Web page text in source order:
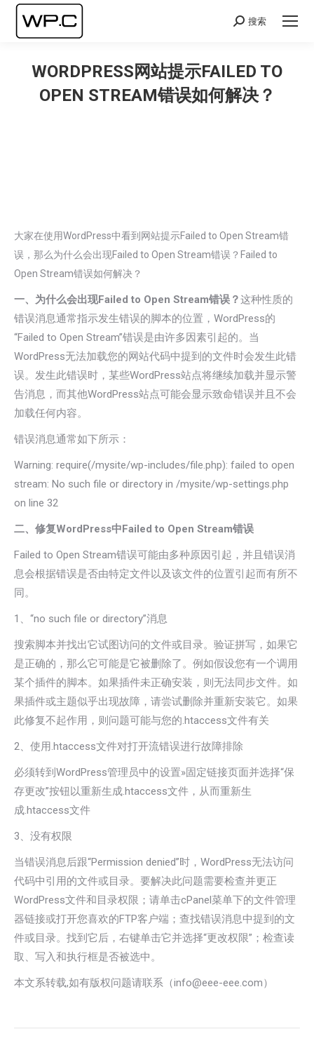
Search:
搜索
WORDPRESS网站提示FAILED TO
OPEN STREAM错误如何解决？
大家在使用WordPress中看到网站提示Failed to Open Stream错
误，那么为什么会出现Failed to Open Stream错误？Failed to
Open Stream错误如何解决？
一、为什么会出现Failed to Open Stream错误？这种性质的
错误消息通常指示发生错误的脚本的位置，WordPress的
“Failed to Open Stream”错误是由许多因素引起的。当
WordPress无法加载您的网站代码中提到的文件时会发生此错
误。发生此错误时，某些WordPress站点将继续加载并显示警
告消息，而其他WordPress站点可能会显示致命错误并且不会
加载任何内容。
错误消息通常如下所示：
Warning: require(/mysite/wp-includes/file.php): failed to open
stream: No such file or directory in /mysite/wp-settings.php
on line 32
二、修复WordPress中Failed to Open Stream错误
Failed to Open Stream错误可能由多种原因引起，并且错误消
息会根据错误是否由特定文件以及该文件的位置引起而有所不
同。
1、“no such file or directory”消息
搜索脚本并找出它试图访问的文件或目录。验证拼写，如果它
是正确的，那么它可能是它被删除了。例如假设您有一个调用
某个插件的脚本。如果插件未正确安装，则无法同步文件。如
果插件或主题似乎出现故障，请尝试删除并重新安装它。如果
此修复不起作用，则问题可能与您的.htaccess文件有关
2、使用.htaccess文件对打开流错误进行故障排除
必须转到WordPress管理员中的设置»固定链接页面并选择“保
存更改”按钮以重新生成.htaccess文件，从而重新生
成.htaccess文件
3、没有权限
当错误消息后跟“Permission denied”时，WordPress无法访问
代码中引用的文件或目录。要解决此问题需要检查并更正
WordPress文件和目录权限；请单击cPanel菜单下的文件管理
器链接或打开您喜欢的FTP客户端；查找错误消息中提到的文
件或目录。找到它后，右键单击它并选择“更改权限”；检查读
取、写入和执行框是否被选中。
本文系转载,如有版权问题请联系（info@eee-eee.com）